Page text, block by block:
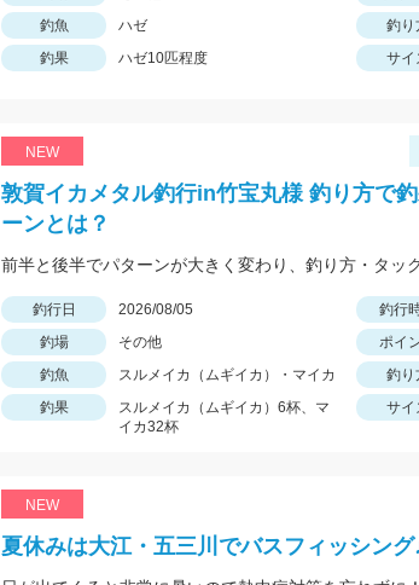
釣魚
ハゼ 釣り
釣果
ハゼ10匹程度 サイ
NEW
敦賀イカメタル釣行in竹宝丸様 釣り方で
ーンとは？
釣行日 2026/08/05 釣行
釣場
その他 ポイ
釣魚
スルメイカ（ムギイカ）・マイカ 釣り
釣果
スルメイカ（ムギイカ）6杯、マ
イカ32杯
サイ
NEW
夏休みは大江・五三川でバスフィッシング